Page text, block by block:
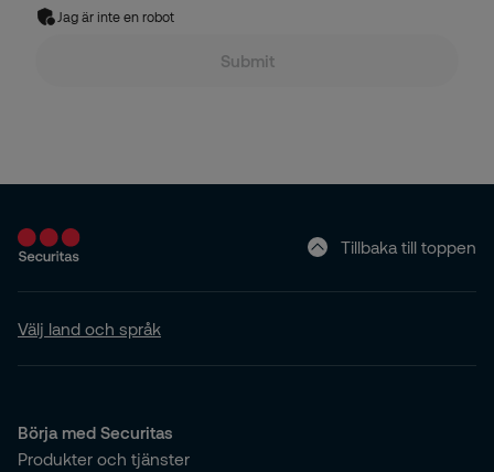
Jag är inte en robot
Submit
Tillbaka till toppen
Välj land och språk
Börja med Securitas
Produkter och tjänster